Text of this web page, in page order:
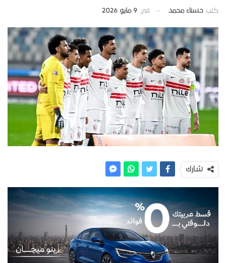
كتب حسناء محمد في 9 مايو 2026
شارك